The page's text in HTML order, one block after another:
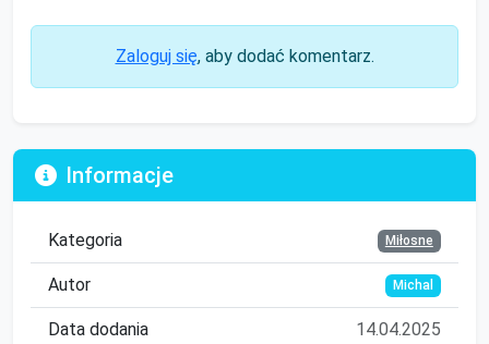
Zaloguj się, aby dodać komentarz.
Informacje
Kategoria Miłosne
Autor Michal
Data dodania 14.04.2025